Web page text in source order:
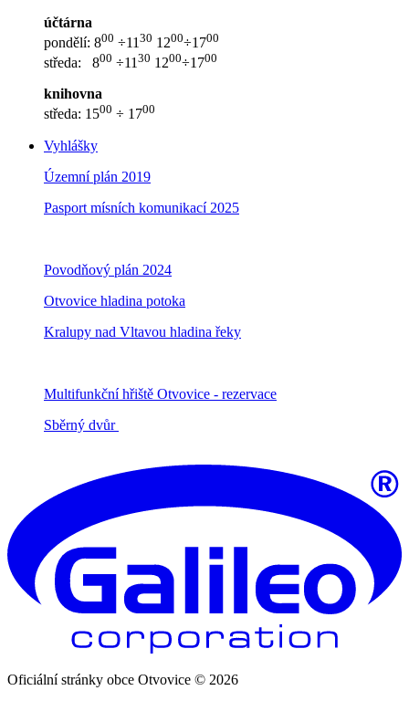
účtárna
pondělí: 800 ÷11 30 1200÷1700
středa: 800 ÷11 30 1200÷1700
knihovna
středa: 1500 ÷ 1700
Vyhlášky
Územní plán 2019
Pasport mísních komunikací 2025
Povodňový plán 2024
Otvovice hladina potoka
Kralupy nad Vltavou hladina řeky
Multifunkční hřiště Otvovice - rezervace
Sběrný dvůr
Oficiální stránky obce Otvovice © 2026